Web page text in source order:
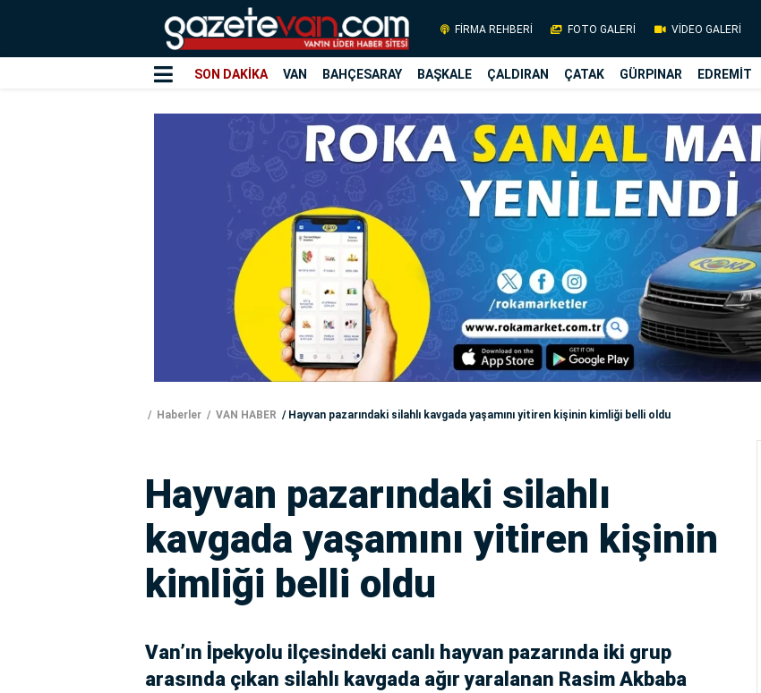
FİRMA REHBERİ FOTO GALERİ VİDEO GALERİ
SON DAKİKA VAN BAHÇESARAY BAŞKALE ÇALDIRAN ÇATAK GÜRPINAR EDREMİT
Haberler VAN HABER Hayvan pazarındaki silahlı kavgada yaşamını yitiren kişinin kimliği belli oldu
Hayvan pazarındaki silahlı
kavgada yaşamını yitiren kişinin
kimliği belli oldu
Van’ın İpekyolu ilçesindeki canlı hayvan pazarında iki grup
arasında çıkan silahlı kavgada ağır yaralanan Rasim Akbaba